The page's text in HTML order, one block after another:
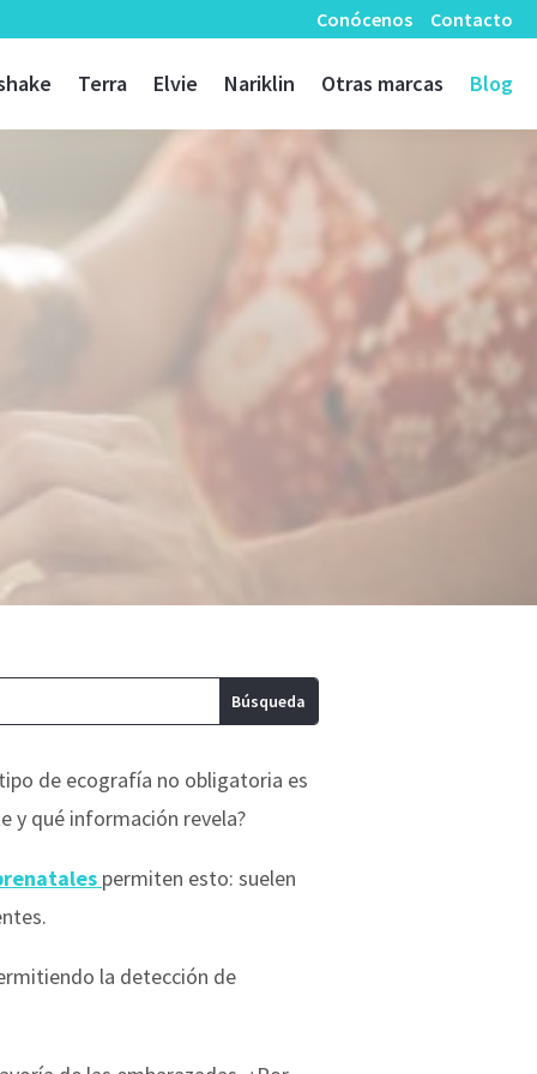
Conócenos Contacto
Terra Elvie Nariklin Otras marcas Blog
de ecografía no obligatoria es
y qué información revela?
permiten esto: suelen
la detección de